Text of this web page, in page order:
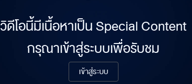
วิดีโอนี้มีเนื้อหาเป็น Special Content
กรุณาเข้าสู่ระบบเพื่อรับชม
เข้าสู่ระบบ